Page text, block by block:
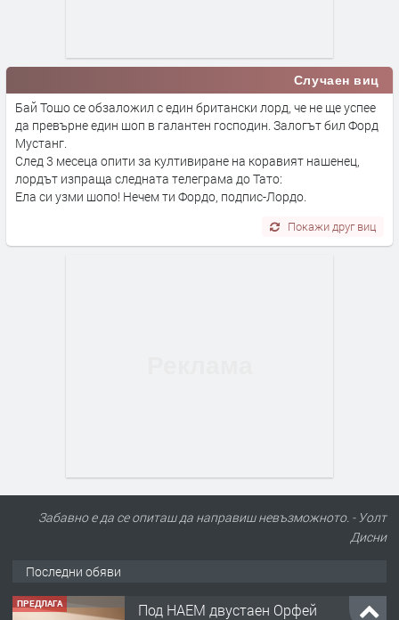
Случаен виц
Бай Тошо се обзаложил с един британски лорд, че не ще успее
да превърне един шоп в галантен господин. Залогът бил Форд
Мустанг.
След 3 месеца опити за култивиране на коравият нашенец,
лордът изпраща следната телеграма до Тато:
Ела си узми шопо! Нечем ти Фордо, подпис-Лордо.
Покажи друг виц
Забавно е да се опиташ да направиш невъзможното. - Уолт
Дисни
Последни обяви
ПРЕДЛАГА Под НАЕМ двустаен Орфей